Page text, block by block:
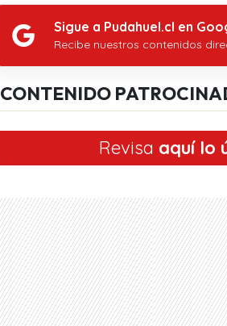
Sigue a Pudahuel.cl en
Recibe nuestros contenidos
CONTENIDO
Revisa aquí lo